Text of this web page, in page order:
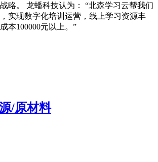
略。 龙蟠科技认为： “北森学习云帮我们
实现数字化培训运营，线上学习资源丰
本100000元以上。”
/原材料